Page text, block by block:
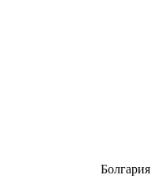
Болгария